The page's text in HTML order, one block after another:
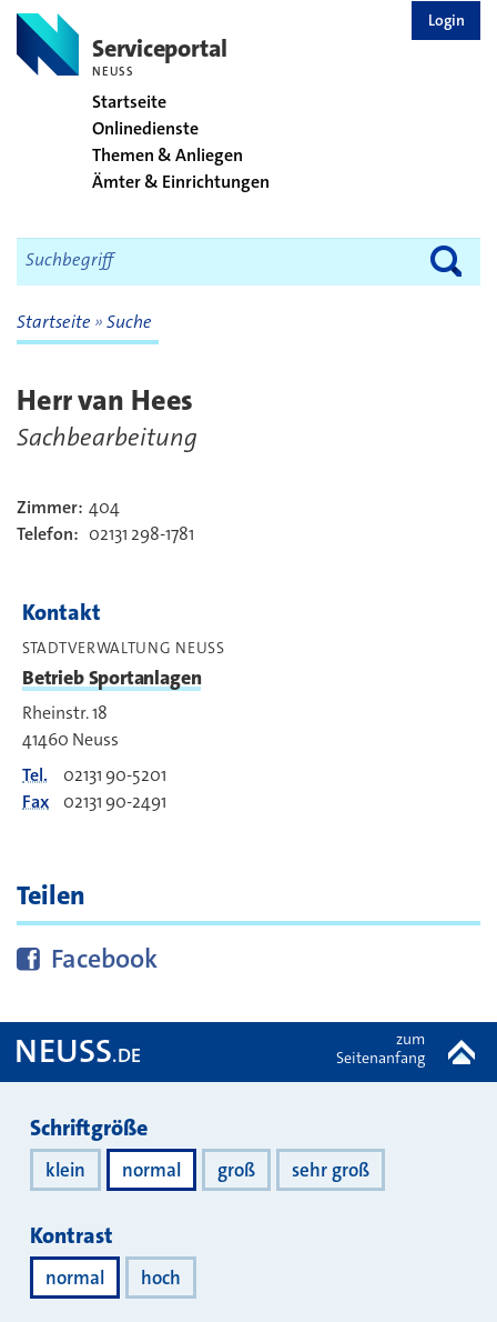
Serviceportal
NEUSS
Startseite
Onlinedienste
Themen & Anliegen
Ämter & Einrichtungen
Login
Startseite Suche
Herr van Hees
Sachbearbeitung
Kontakt
Zimmer: 404
Telefon: 02131 298-1781
Kontakt
STADTVERWALTUNG NEUSS
Betrieb Sportanlagen
Rheinstr. 18
41460 Neuss
Tel.
02131 90-5201
Fax
02131 90-2491
Teilen
Diese Seite bei
Facebook
NEUSS.DE
zum
Seitenanfang
Darstellung
Schriftgröße
klein normal groß sehr groß
Kontrast
normal hoch